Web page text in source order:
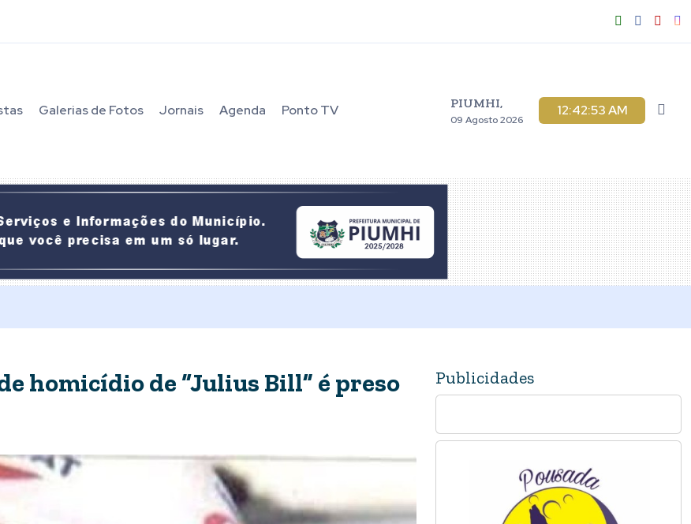
Galerias de Fotos Jornais Agenda Ponto TV PIUMHI,
09 Agosto 2026
12:42:55 AM
homicídio de “Julius Bill” é preso Publicidades